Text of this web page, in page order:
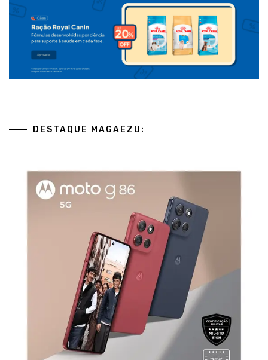
DESTAQUE MAGAEZU: